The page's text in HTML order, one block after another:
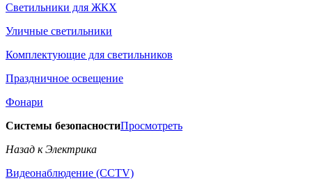
Светильники для ЖКХ
Уличные светильники
Комплектующие для светильников
Праздничное освещение
Фонари
Системы безопасностиПросмотреть
Назад к Электрика
Видеонаблюдение (CCTV)